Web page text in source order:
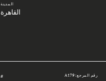
المدينة
القاهرة
رقم المرجع: A179 #